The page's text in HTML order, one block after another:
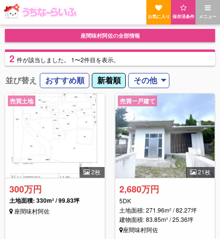
メニュー
保存済条件
お気に入り
座間味村阿佐の全部情報
2 件が該当しました。 1〜2件目を表示。
並び替え おすすめ順 新着順 その他
2枚
売買土地
300万円
土地面積: 330m² / 99.83坪
座間味村阿佐
21枚
売買一戸建て
2,680万円
5DK
土地面積: 271.96m² / 82.27坪
建物面積: 83.85m² / 25.36坪
座間味村阿佐